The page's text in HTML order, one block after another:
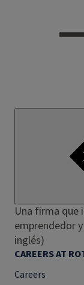
Una firma que
emprendedor
inglés)
CAREERS AT
Careers